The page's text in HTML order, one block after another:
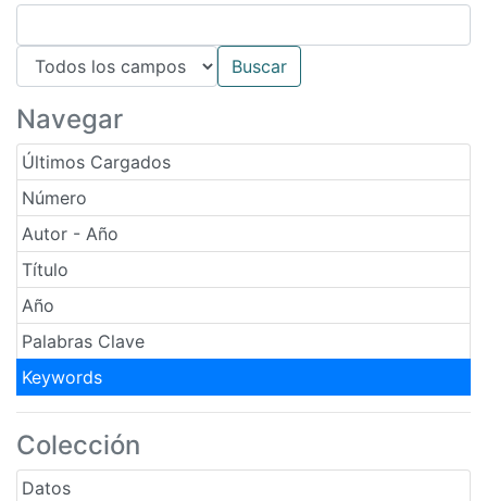
Navegar
Últimos Cargados
Número
Autor - Año
Título
Año
Palabras Clave
Keywords
Colección
Datos